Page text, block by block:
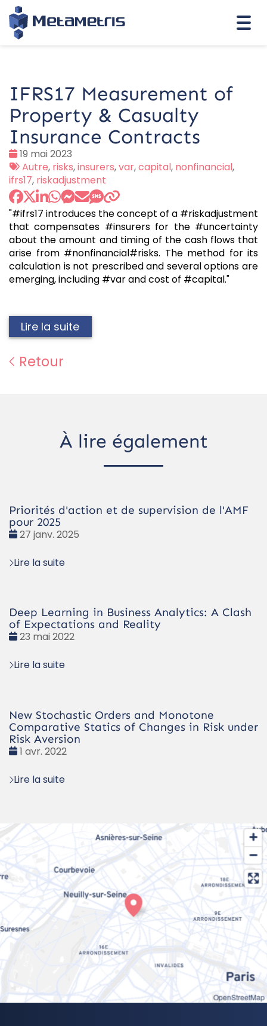
IFRS17 Measurement of
Property & Casualty
Insurance Contracts
Date
:
19 mai 2023
Tags
:
Autre, risks,insurers,var,capital, nonfinancial,
ifrs17, riskadjustment
"#ifrs17 introduces the concept of a #riskadjustment
that compensates #insurers for the #uncertainty
about the amount and timing of the cash flows that
arise from #nonfinancial#risks. The method for its
calculation is not prescribed and several options are
emerging, including #var and cost of #capital."
Lire la suite
Retour
À lire également
Priorités d'action et de supervision de l'AMF
pour 2025
Date
27 janv. 2025
Lire la suite
Deep Learning in Business Analytics: A Clash
of Expectations and Reality
Date
23 mai 2022
Lire la suite
New Stochastic Orders and Monotone
Comparative Statics of Changes in Risk under
Risk Aversion
Date
1 avr. 2022
Lire la suite
OpenStreetMap